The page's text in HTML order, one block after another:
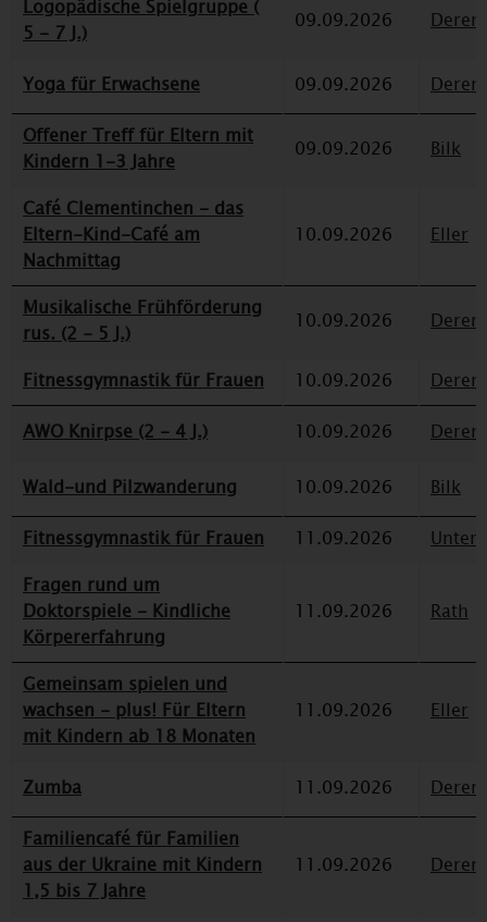
Logopädische Spielgruppe (
5 - 7 J.)
09.09.2026
Yoga für Erwachsene 09.09.2026
Offener Treff für Eltern mit
Kindern 1-3 Jahre
09.09.2026 Bilk
Café Clementinchen - das
Eltern-Kind-Café am
Nachmittag
10.09.2026 Eller
Musikalische Frühförderung
rus. (2 - 5 J.)
10.09.2026
Fitnessgymnastik für Frauen 10.09.2026
AWO Knirpse (2 - 4 J.)
10.09.2026
Wald-und Pilzwanderung 10.09.2026
Bilk
Fitnessgymnastik für Frauen
11.09.2026
Fragen rund um
Doktorspiele - Kindliche
Körpererfahrung
11.09.2026 Rath
Gemeinsam spielen und
wachsen - plus! Für Eltern
mit Kindern ab 18 Monaten
11.09.2026 Eller
Zumba 11.09.2026
Familiencafé für Familien
aus der Ukraine mit Kindern
1,5 bis 7 Jahre
11.09.2026